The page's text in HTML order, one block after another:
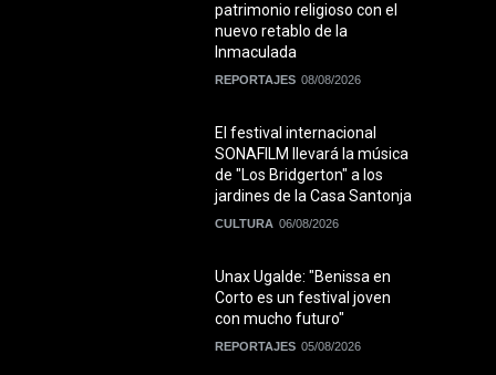
patrimonio religioso con el
nuevo retablo de la
Inmaculada
REPORTAJES 08/08/2026
El festival internacional
SONAFILM llevará la música
de "Los Bridgerton" a los
jardines de la Casa Santonja
CULTURA 06/08/2026
Unax Ugalde: "Benissa en
Corto es un festival joven
con mucho futuro"
REPORTAJES 05/08/2026